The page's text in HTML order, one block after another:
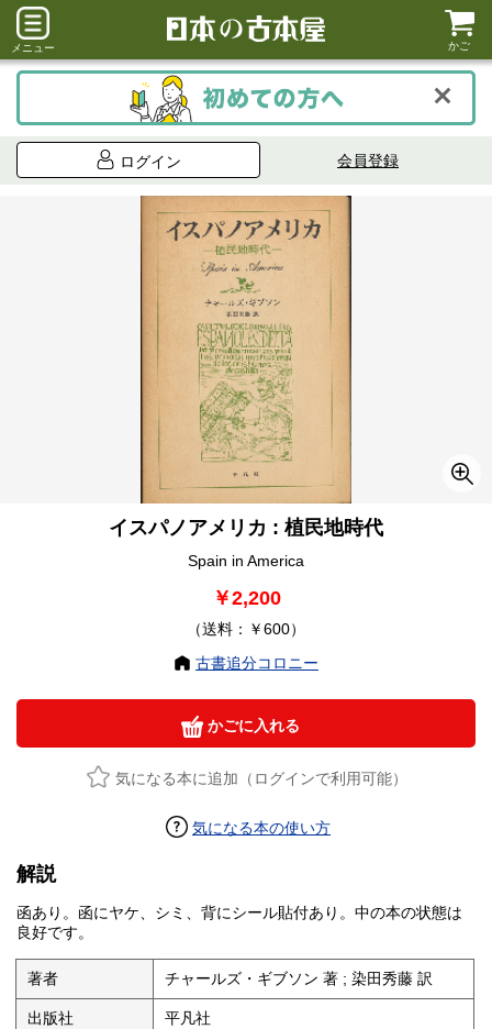
メニュー かご
ログイン 会員登録
イスパノアメリカ : 植民地時代
Spain in America
￥2,200
（送料：￥600）
古書追分コロニー
かごに入れる
気になる本に追加（ログインで利用可能）
気になる本の使い方
解説
函あり。函にヤケ、シミ、背にシール貼付あり。中の本の状態は
良好です。
著者 チャールズ・ギブソン 著 ; 染田秀藤 訳
出版社 平凡社